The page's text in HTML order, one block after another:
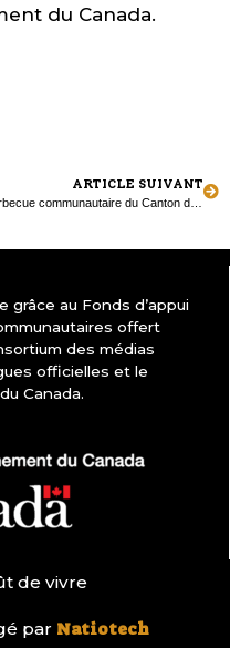
du Canada.
ARTICLE SUIVANT
Barbecue communautaire du Canton de Tiny
au Fonds d’appui
offert
des médias
officielles et le
Canada.
de vivre
par Natiotech